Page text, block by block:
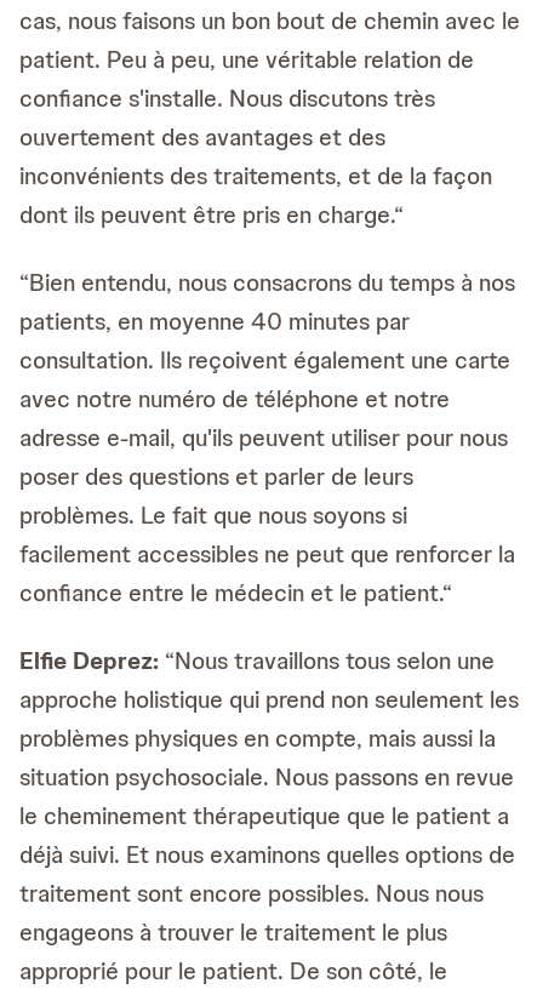
cas, nous faisons un bon bout de chemin avec le
patient. Peu à peu, une véritable relation de
confiance s'installe. Nous discutons très
ouvertement des avantages et des
inconvénients des traitements, et de la façon
dont ils peuvent être pris en charge.“
“Bien entendu, nous consacrons du temps à nos
patients, en moyenne 40 minutes par
consultation. Ils reçoivent également une carte
avec notre numéro de téléphone et notre
adresse e-mail, qu'ils peuvent utiliser pour nous
poser des questions et parler de leurs
problèmes. Le fait que nous soyons si
facilement accessibles ne peut que renforcer la
confiance entre le médecin et le patient.“
Elfie Deprez: “Nous travaillons tous selon une
approche holistique qui prend non seulement les
problèmes physiques en compte, mais aussi la
situation psychosociale. Nous passons en revue
le cheminement thérapeutique que le patient a
déjà suivi. Et nous examinons quelles options de
traitement sont encore possibles. Nous nous
engageons à trouver le traitement le plus
approprié pour le patient. De son côté, le